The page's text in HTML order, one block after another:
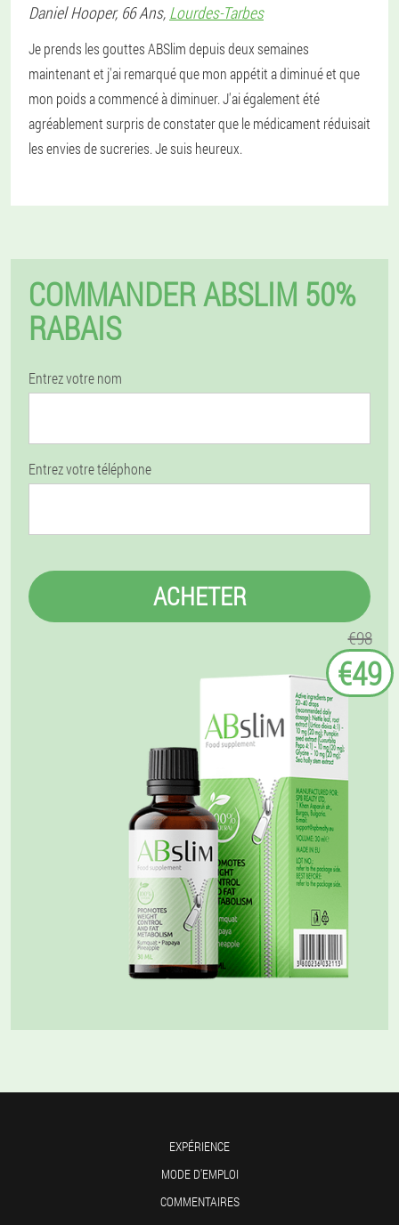
Daniel Hooper, 66 Ans, Lourdes-Tarbes
Je prends les gouttes ABSlim depuis deux semaines
maintenant et j'ai remarqué que mon appétit a diminué et que
mon poids a commencé à diminuer. J'ai également été
agréablement surpris de constater que le médicament réduisait
les envies de sucreries. Je suis heureux.
COMMANDER ABSLIM 50%
RABAIS
Entrez votre nom
Entrez votre téléphone
ACHETER
€98
€49
EXPÉRIENCE
MODE D'EMPLOI
COMMENTAIRES